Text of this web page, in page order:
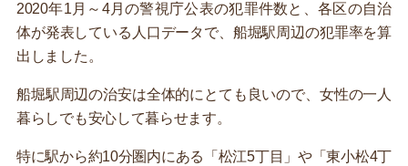
2020年1月～4月の警視庁公表の犯罪件数と、各区の自治
体が発表している人口データで、船堀駅周辺の犯罪率を算
出しました。
船堀駅周辺の治安は全体的にとても良いので、女性の一人
暮らしでも安心して暮らせます。
特に駅から約10分圏内にある「松江5丁目」や「東小松4丁